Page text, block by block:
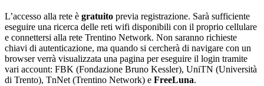
L’accesso alla rete è gratuito previa registrazione. Sarà sufficiente
eseguire una ricerca delle reti wifi disponibili con il proprio cellulare
e connettersi alla rete Trentino Network. Non saranno richieste
chiavi di autenticazione, ma quando si cercherà di navigare con un
browser verrà visualizzata una pagina per eseguire il login tramite
vari account: FBK (Fondazione Bruno Kessler), UniTN (Università
di Trento), TnNet (Trentino Network) e FreeLuna.